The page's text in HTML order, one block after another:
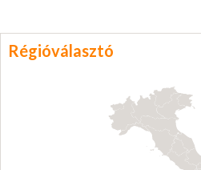
Régióválasztó